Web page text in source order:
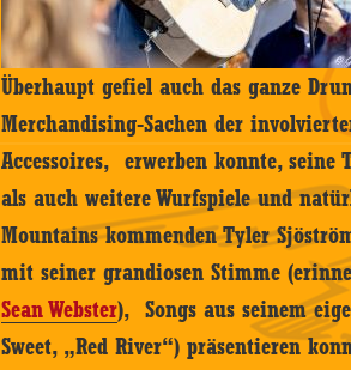
Überhaupt gefiel auch das ganze
Merchandising-Sachen der
Accessoires, erwerben konnte, seine
als auch weitere Wurfspiele und
Mountains kommenden Tyler
mit seiner grandiosen Stimme
Sean Webster), Songs aus seinem
Sweet, „Red River“) präsentieren